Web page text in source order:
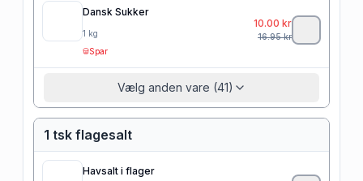
Dansk Sukker
1 kg
Spar
10.00 kr
16.95kr
Vælg anden vare (41)
1 tsk flagesalt
Havsalt i flager